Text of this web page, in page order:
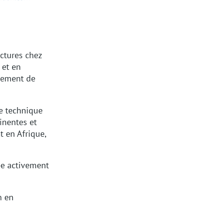
chez
en
de
technique
et
en Afrique,
activement
en